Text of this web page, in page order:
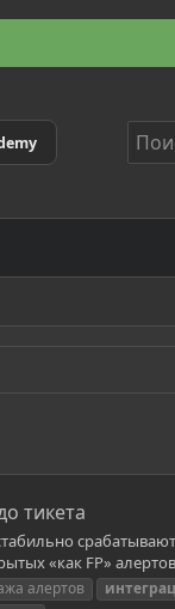
тикета
«как FP»
алертов